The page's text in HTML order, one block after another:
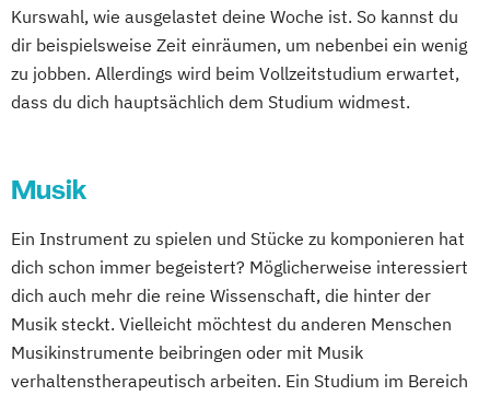
Kurswahl, wie ausgelastet deine Woche ist. So kannst du
dir beispielsweise Zeit einräumen, um nebenbei ein wenig
zu jobben. Allerdings wird beim Vollzeitstudium erwartet,
dass du dich hauptsächlich dem Studium widmest.
Musik
Ein Instrument zu spielen und Stücke zu komponieren hat
dich schon immer begeistert? Möglicherweise interessiert
dich auch mehr die reine Wissenschaft, die hinter der
Musik steckt. Vielleicht möchtest du anderen Menschen
Musikinstrumente beibringen oder mit Musik
verhaltenstherapeutisch arbeiten. Ein Studium im Bereich